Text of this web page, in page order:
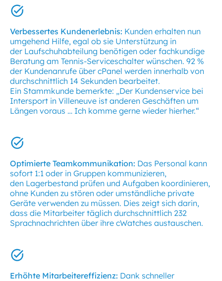
Verbessertes Kundenerlebnis: Kunden erhalten nun
umgehend Hilfe, egal ob sie Unterstützung in
der Laufschuhabteilung benötigen oder fachkundige
Beratung am Tennis-Serviceschalter wünschen. 92 %
der Kundenanrufe über cPanel werden innerhalb von
durchschnittlich 14 Sekunden bearbeitet.
Ein Stammkunde bemerkte: „Der Kundenservice bei
Intersport in Villeneuve ist anderen Geschäften um
Längen voraus … Ich komme gerne wieder hierher.“
Optimierte Teamkommunikation: Das Personal kann
sofort 1:1 oder in Gruppen kommunizieren,
den Lagerbestand prüfen und Aufgaben koordinieren,
ohne Kunden zu stören oder umständliche private
Geräte verwenden zu müssen. Dies zeigt sich darin,
dass die Mitarbeiter täglich durchschnittlich 232
Sprachnachrichten über ihre cWatches austauschen.
Erhöhte Mitarbeitereffizienz: Dank schneller